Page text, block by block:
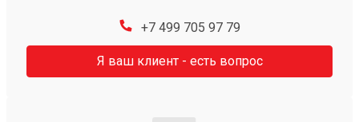
+7 499 705 97 79
Я ваш клиент - есть вопрос